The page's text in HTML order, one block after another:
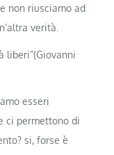
non riusciamo ad
verità.
liberi”(Giovanni
esseri
ci permettono di
si, forse è